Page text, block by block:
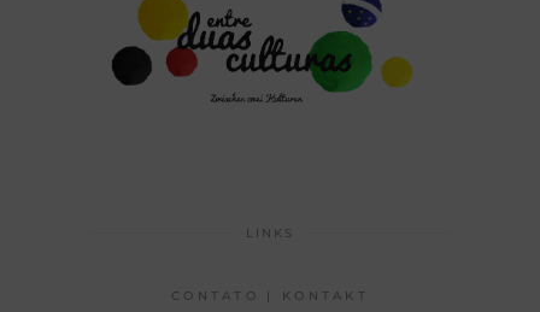
LINKS
CONTATO | KONTAKT